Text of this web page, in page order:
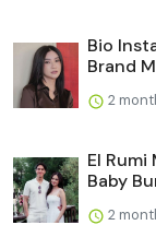
Bio
Brand
2
El
Baby
2